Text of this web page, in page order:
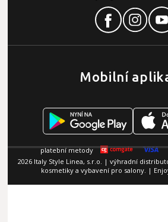
Mobilní
2026 Italy Style Linea, s.r.o. | výhradní
kosmetiky a vybavení pro salony. |